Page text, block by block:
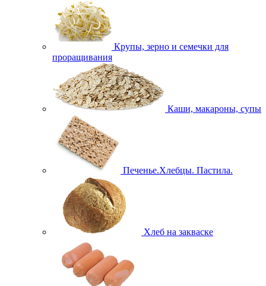
Крупы, зерно и семечки для
проращивания
Каши, макароны, супы
Печенье.Хлебцы. Пастила.
Хлеб на закваске